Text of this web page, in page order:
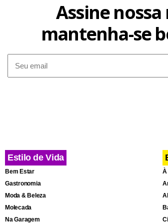
Gafisa para atuar no mercado imobiliário.
O convênio terá financiamento exclusivo da
serão lançados empreendimentos com um
previstas para o 1º ano do acordo.
Assine
mantenha-se
Estilo de Vida
Bem Estar
Gastronomia
Moda & Beleza
Molecada
Na Garagem
À